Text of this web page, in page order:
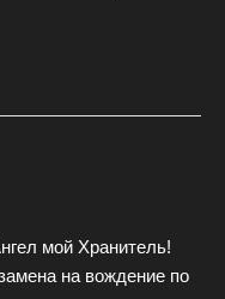
мой Хранитель!
на вождение по